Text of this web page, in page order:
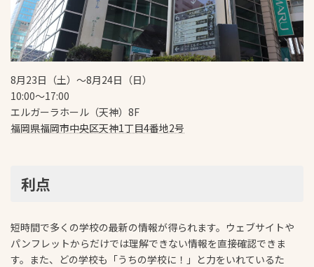
8月23日（土）〜8月24日（日）
10:00〜17:00
エルガーラホール（天神）8F
福岡県福岡市中央区天神1丁目4番地2号
利点
短時間で多くの学校の最新の情報が得られます。ウェブサイトや
パンフレットからだけでは理解できない情報を直接確認できま
す。また、どの学校も「うちの学校に！」と力をいれているた